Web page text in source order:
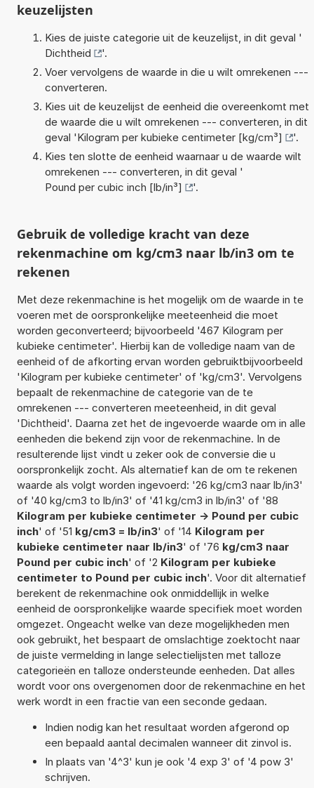
keuzelijsten
Kies de juiste categorie uit de keuzelijst, in dit geval '
Dichtheid
'.
Voer vervolgens de waarde in die u wilt omrekenen ---
converteren.
Kies uit de keuzelijst de eenheid die overeenkomt met
de waarde die u wilt omrekenen --- converteren, in dit
geval 'Kilogram per kubieke centimeter [kg/cm³]
'.
Kies ten slotte de eenheid waarnaar u de waarde wilt
omrekenen --- converteren, in dit geval '
Pound per cubic inch [lb/in³]
'.
Gebruik de volledige kracht van deze
rekenmachine om kg/cm3 naar lb/in3 om te
rekenen
Met deze rekenmachine is het mogelijk om de waarde in te
voeren met de oorspronkelijke meeteenheid die moet
worden geconverteerd; bijvoorbeeld '467 Kilogram per
kubieke centimeter'. Hierbij kan de volledige naam van de
eenheid of de afkorting ervan worden gebruiktbijvoorbeeld
'Kilogram per kubieke centimeter' of 'kg/cm3'. Vervolgens
bepaalt de rekenmachine de categorie van de te
omrekenen --- converteren meeteenheid, in dit geval
'Dichtheid'. Daarna zet het de ingevoerde waarde om in alle
eenheden die bekend zijn voor de rekenmachine. In de
resulterende lijst vindt u zeker ook de conversie die u
oorspronkelijk zocht. Als alternatief kan de om te rekenen
waarde als volgt worden ingevoerd: '26 kg/cm3 naar lb/in3'
of '40 kg/cm3 to lb/in3' of '41 kg/cm3 in lb/in3' of '88
Kilogram per kubieke centimeter -> Pound per cubic
inch' of '51 kg/cm3 = lb/in3' of '14 Kilogram per
kubieke centimeter naar lb/in3' of '76 kg/cm3 naar
Pound per cubic inch' of '2 Kilogram per kubieke
centimeter to Pound per cubic inch'. Voor dit alternatief
berekent de rekenmachine ook onmiddellijk in welke
eenheid de oorspronkelijke waarde specifiek moet worden
omgezet. Ongeacht welke van deze mogelijkheden men
ook gebruikt, het bespaart de omslachtige zoektocht naar
de juiste vermelding in lange selectielijsten met talloze
categorieën en talloze ondersteunde eenheden. Dat alles
wordt voor ons overgenomen door de rekenmachine en het
werk wordt in een fractie van een seconde gedaan.
Indien nodig kan het resultaat worden afgerond op
een bepaald aantal decimalen wanneer dit zinvol is.
In plaats van '4^3' kun je ook '4 exp 3' of '4 pow 3'
schrijven.